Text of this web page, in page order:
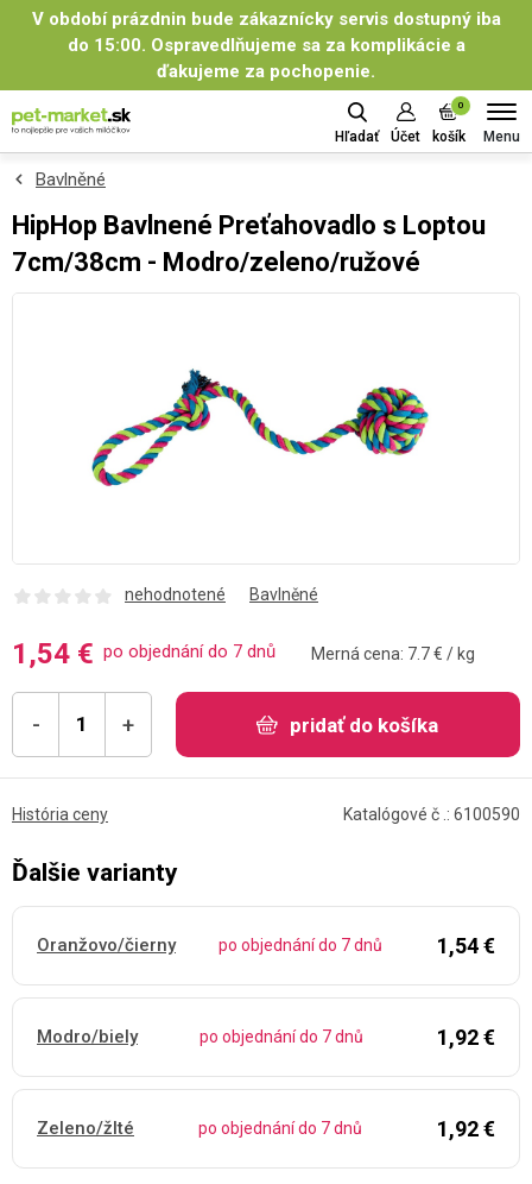
V období prázdnin bude zákaznícky servis dostupný iba
do 15:00. Ospravedlňujeme sa za komplikácie a
ďakujeme za pochopenie.
Hľadať Účet
0
košík Menu
Bavlněné
HipHop Bavlnené Preťahovadlo s Loptou
7cm/38cm - Modro/zeleno/ružové
nehodnotené Bavlněné
1,54 € po objednání do 7 dnů Merná cena: 7.7 € / kg
- + pridať do košíka
História ceny Katalógové č .: 6100590
Ďalšie varianty
Oranžovo/čierny po objednání do 7 dnů 1,54 €
Modro/biely po objednání do 7 dnů 1,92 €
Zeleno/žlté po objednání do 7 dnů 1,92 €